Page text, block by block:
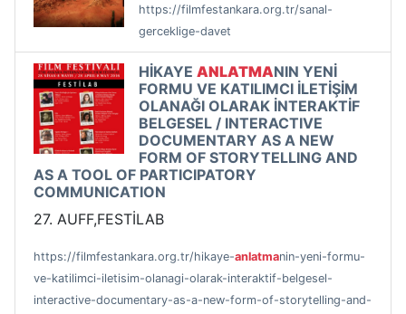
https://filmfestankara.org.tr/sanal-
gerceklige-davet
HİKAYE ANLATMANIN YENİ
FORMU VE KATILIMCI İLETİŞİM
OLANAĞI OLARAK İNTERAKTİF
BELGESEL / INTERACTIVE
DOCUMENTARY AS A NEW
FORM OF STORYTELLING AND
AS A TOOL OF PARTICIPATORY
COMMUNICATION
27. AUFF,FESTİLAB
https://filmfestankara.org.tr/hikaye-anlatmanin-yeni-formu-
ve-katilimci-iletisim-olanagi-olarak-interaktif-belgesel-
interactive-documentary-as-a-new-form-of-storytelling-and-